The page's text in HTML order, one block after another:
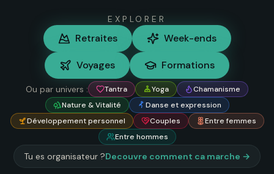
EXPLORER
Retraites Week-ends
Voyages Formations
Ou par univers : Tantra Yoga
Chamanisme
Nature & Vitalité
Danse et expression
Développement personnel
Couples
Entre femmes
Entre hommes
Tu es organisateur ?Decouvre comment ca marche →